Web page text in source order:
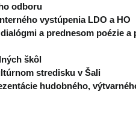
odboru
vystúpenia LDO a HO
a prednesom poézie a
škôl
stredisku v Šali
hudobného,